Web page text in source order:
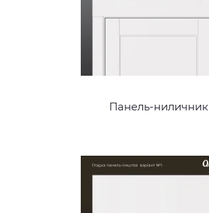
Панель-ниличник